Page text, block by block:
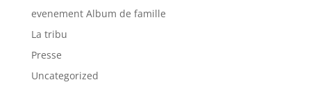
evenement Album de famille
La tribu
Presse
Uncategorized